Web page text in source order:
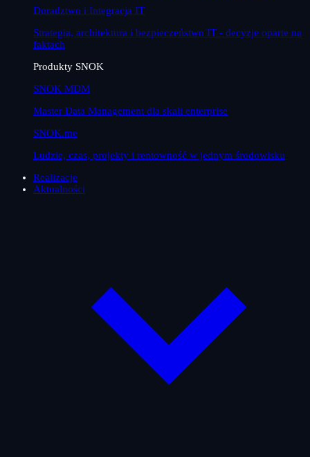
Doradztwo i Integracja IT
Strategia, architektura i bezpieczeństwo IT - decyzje oparte na
faktach
Produkty SNOK
SNOK MDM
Master Data Management dla skali enterprise
SNOK.me
Ludzie, czas, projekty i rentowność w jednym środowisku
Realizacje
Aktualności